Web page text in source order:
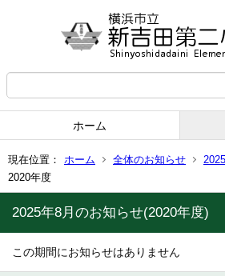
ホーム
現在位置： ホーム 全体のお知らせ
2020年度
2025年8月のお知らせ(2020年度)
この期間にお知らせはありません